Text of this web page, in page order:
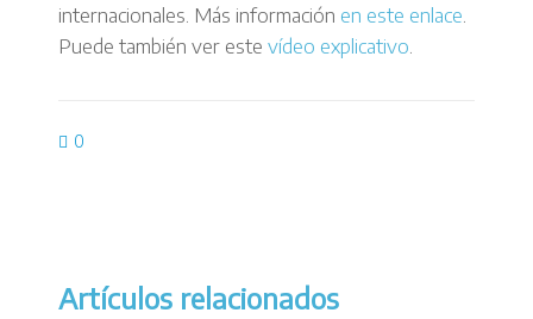
internacionales. Más información en este enlace
Puede también ver este vídeo explicativo
0
Artículos relacionados